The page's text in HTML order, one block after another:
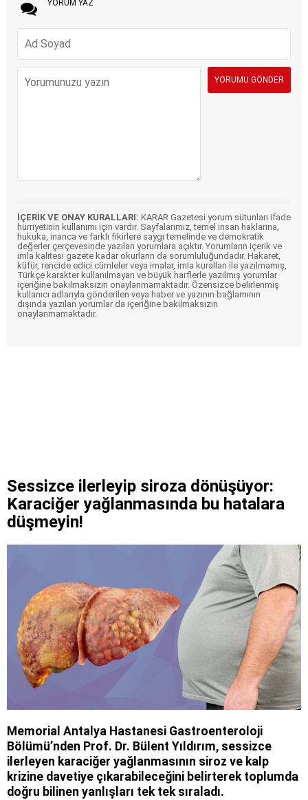
YORUM YAZ
İÇERİK VE ONAY KURALLARI: KARAR Gazetesi yorum sütunları ifade
hürriyetinin kullanımı için vardır. Sayfalarımız, temel insan haklarına,
hukuka, inanca ve farklı fikirlere saygı temelinde ve demokratik
değerler çerçevesinde yazılan yorumlara açıktır. Yorumların içerik ve
imla kalitesi gazete kadar okurların da sorumluluğundadır. Hakaret,
küfür, rencide edici cümleler veya imalar, imla kuralları ile yazılmamış,
Türkçe karakter kullanılmayan ve büyük harflerle yazılmış yorumlar
içeriğine bakılmaksızın onaylanmamaktadır. Özensizce belirlenmiş
kullanıcı adlarıyla gönderilen veya haber ve yazının bağlamının
dışında yazılan yorumlar da içeriğine bakılmaksızın
onaylanmamaktadır.
Sessizce ilerleyip siroza dönüşüyor:
Karaciğer yağlanmasında bu hatalara
düşmeyin!
Memorial Antalya Hastanesi Gastroenteroloji
Bölümü’nden Prof. Dr. Bülent Yıldırım, sessizce
ilerleyen karaciğer yağlanmasının siroz ve kalp
krizine davetiye çıkarabileceğini belirterek toplumda
doğru bilinen yanlışları tek tek sıraladı.